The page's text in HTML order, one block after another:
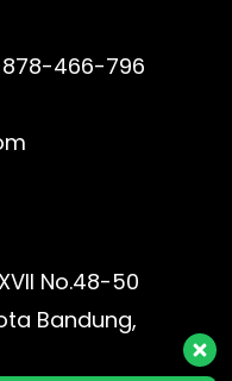
466-796
No.48-50
Bandung,